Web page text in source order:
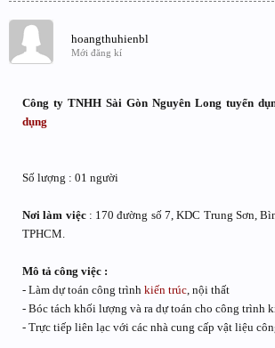
hoangthuhienbl
Mới đăng kí
Công ty TNHH Sài Gòn Nguyên Long tuyển
dụng
Số lượng : 01 người
Nơi làm việc: 170 đường số 7, KDC Trung Sơn,
TPHCM.
Mô tả công việc :
- Làm dự toán công trình kiến trúc, nội thất
- Bóc tách khối lượng và ra dự toán cho công trình
- Trực tiếp liên lạc với các nhà cung cấp vật liệu